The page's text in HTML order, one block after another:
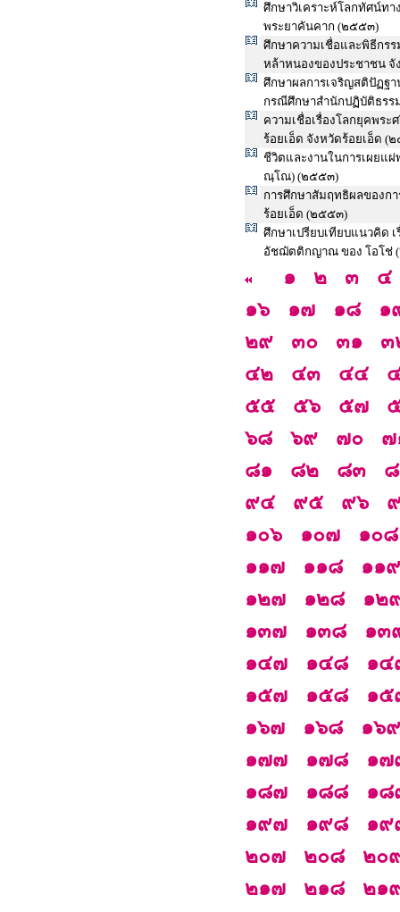
ศึกษาวิเคราะห์โลกทัศน์ท
พระยาคันคาก (๒๕๕๓)
ศึกษาความเชื่อและพิธีกร
หล้าหนองของประชาชน
ศึกษาผลการเจริญสติปัฏฐ
กรณีศึกษาสำนักปฏิบัติธรร
ความเชื่อเรื่องโลกยุคพระ
ร้อยเอ็ด จังหวัดร้อยเอ็ด (
ชีวิตและงานในการเผยแ
ณฺโณ) (๒๕๕๓)
การศึกษาสัมฤทธิผลของก
ร้อยเอ็ด (๒๕๕๓)
ศึกษาเปรียบเทียบแนวคิด
อัชฌัตติกญาณ ของ โอโช่
๑ ๒ ๓
๔
๑๖
๑๗ ๑๘
๑
๒๙
๓๐ ๓๑
๓
๔๒
๔๓ ๔๔
๕๕
๕๖ ๕๗
๖๘
๖๙ ๗๐
๗
๘๑
๘๒ ๘๓
๙๔
๙๕ ๙๖
๑๐๖
๑๐๗
๑๐๘
๑๑๗
๑๑๘
๑๑๙
๑๒๗
๑๒๘
๑๒
๑๓๗
๑๓๘
๑๓
๑๔๗
๑๔๘
๑๔
๑๕๗
๑๕๘
๑๕
๑๖๗
๑๖๘
๑๖๙
๑๗๗
๑๗๘
๑๗
๑๘๗
๑๘๘
๑๘
๑๙๗
๑๙๘
๑๙
๒๐๗
๒๐๘
๒๐
๒๑๗
๒๑๘
๒๑